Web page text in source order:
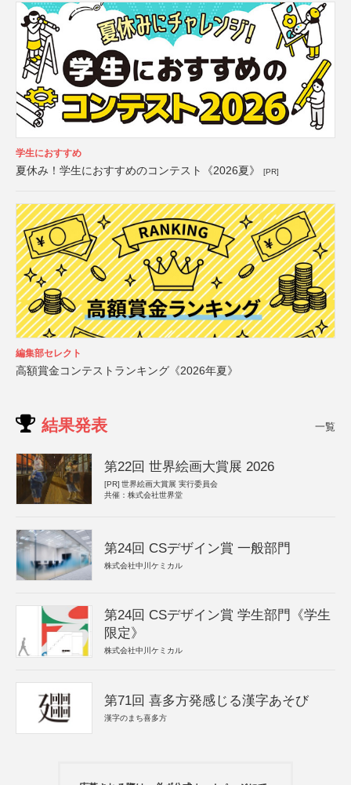
学生におすすめ
夏休み！学生におすすめのコンテスト《2026夏》 [PR]
編集部セレクト
高額賞金コンテストランキング《2026年夏》
結果発表 一覧
第22回 世界絵画大賞展 2026
[PR] 世界絵画大賞展 実行委員会
共催：株式会社世界堂
第24回 CSデザイン賞 一般部門
株式会社中川ケミカル
第24回 CSデザイン賞 学生部門《学生
限定》
株式会社中川ケミカル
第71回 喜多方発感じる漢字あそび
漢字のまち喜多方